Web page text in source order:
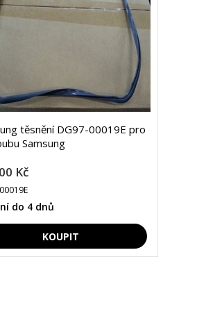
těsnění DG97-00019E pro
Samsung
Kč
do 4 dnů